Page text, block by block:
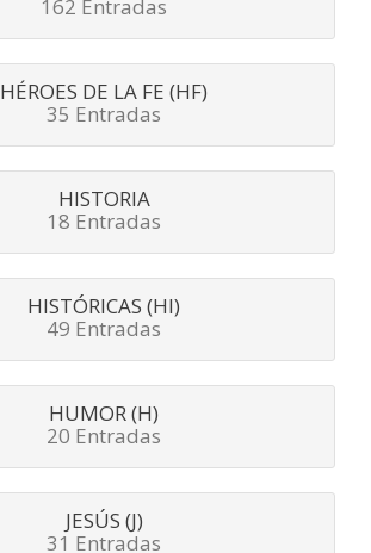
162 Entradas
HÉROES DE LA FE (HF)
35 Entradas
HISTORIA
18 Entradas
HISTÓRICAS (HI)
49 Entradas
HUMOR (H)
20 Entradas
JESÚS (J)
31 Entradas